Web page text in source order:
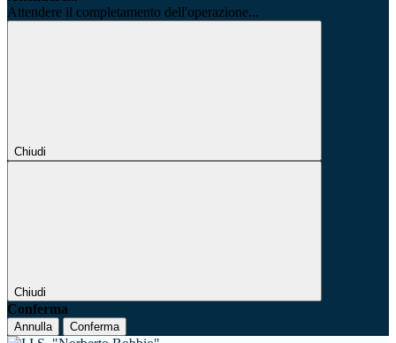
Attendere il completamento dell'operazione...
Chiudi
Chiudi
Conferma
Annulla Conferma